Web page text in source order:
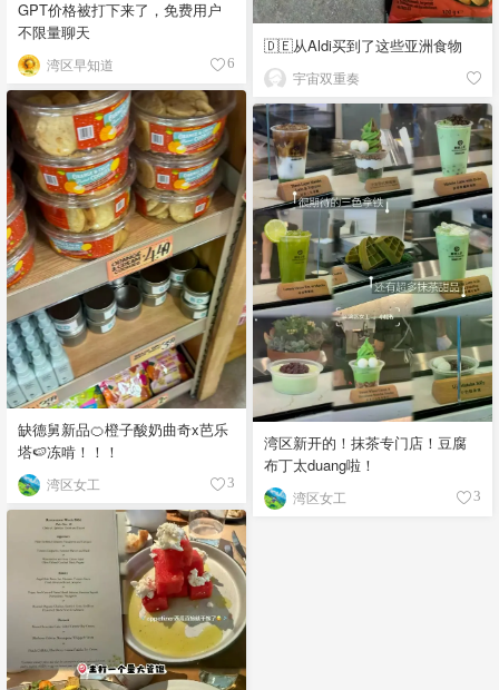
🇩🇪从Aldi买到了这些亚洲食物
宇宙双重奏
GPT价格被打下来了，免费用户
不限量聊天
湾区早知道 6
缺德舅新品🍊橙子酸奶曲奇x芭乐
塔🍉冻啃！！！
湾区女工 3
湾区新开的！抹茶专门店！豆腐
布丁太duang啦！
湾区女工 3